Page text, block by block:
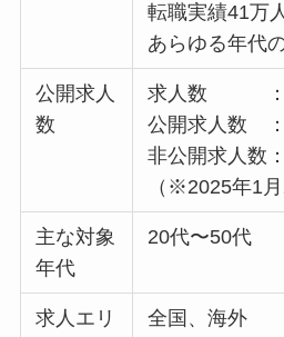
転職実績41万
あらゆる年代
公開求人
数
求人数 ：
公開求人数
非公開求人数
（※2025年1月
主な対象
年代
20代〜50代
求人エリ
全国、海外